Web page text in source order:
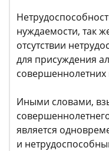
нуждаемости, так
отсутствии
для присуждения
совершеннолетних
Иными словами,
является
и